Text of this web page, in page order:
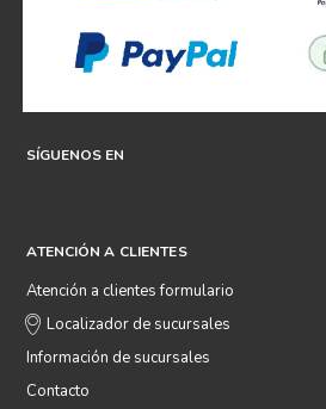
SÍGUENOS EN
ATENCIÓN A CLIENTES
Atención a clientes formulario
Localizador de sucursales
Información de sucursales
Contacto